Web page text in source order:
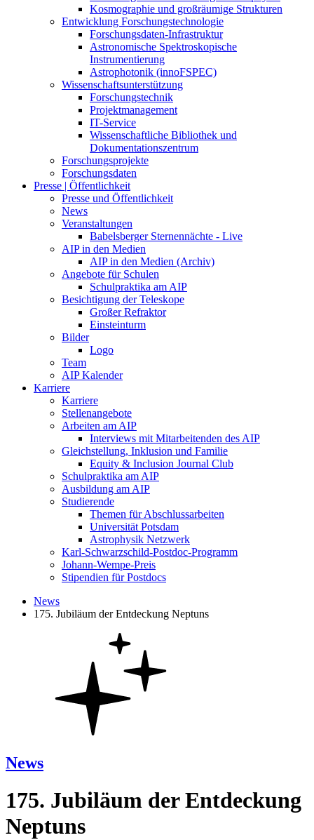
Kosmographie und großräumige Strukturen
Entwicklung Forschungstechnologie
Forschungsdaten-Infrastruktur
Astronomische Spektroskopische
Instrumentierung
Astrophotonik (innoFSPEC)
Wissenschaftsunterstützung
Forschungstechnik
Projektmanagement
IT-Service
Wissenschaftliche Bibliothek und
Dokumentationszentrum
Forschungsprojekte
Forschungsdaten
Presse | Öffentlichkeit
Presse und Öffentlichkeit
News
Veranstaltungen
Babelsberger Sternennächte - Live
AIP in den Medien
AIP in den Medien (Archiv)
Angebote für Schulen
Schulpraktika am AIP
Besichtigung der Teleskope
Großer Refraktor
Einsteinturm
Bilder
Logo
Team
AIP Kalender
Karriere
Karriere
Stellenangebote
Arbeiten am AIP
Interviews mit Mitarbeitenden des AIP
Gleichstellung, Inklusion und Familie
Equity & Inclusion Journal Club
Schulpraktika am AIP
Ausbildung am AIP
Studierende
Themen für Abschlussarbeiten
Universität Potsdam
Astrophysik Netzwerk
Karl-Schwarzschild-Postdoc-Programm
Johann-Wempe-Preis
Stipendien für Postdocs
News
175. Jubiläum der Entdeckung Neptuns
News
175. Jubiläum der Entdeckung
Neptuns